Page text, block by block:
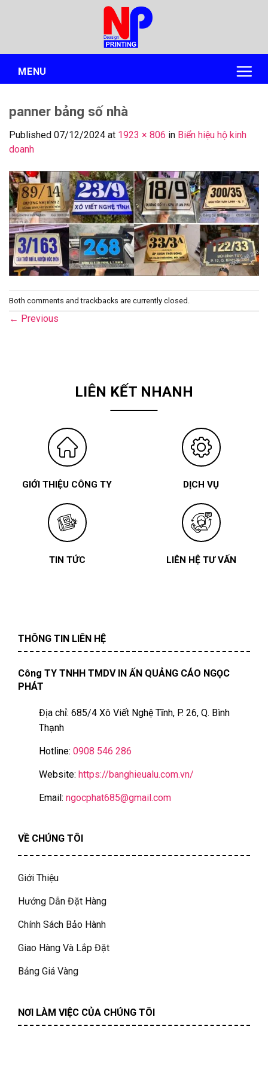
MENU
panner bảng số nhà
Published 07/12/2024 at 1923 × 806 in Biển hiệu hộ kinh
doanh
Both comments and trackbacks are currently closed.
← Previous
LIÊN KẾT NHANH
GIỚI THIỆU CÔNG TY DỊCH VỤ
TIN TỨC LIÊN HỆ TƯ VẤN
THÔNG TIN LIÊN HỆ
Công TY TNHH TMDV IN ẤN QUẢNG CÁO NGỌC
PHÁT
Địa chỉ: 685/4 Xô Viết Nghệ Tĩnh, P. 26, Q. Bình
Thạnh
Hotline: 0908 546 286
Website: https://banghieualu.com.vn/
Email: ngocphat685@gmail.com
VỀ CHÚNG TÔI
Giới Thiệu
Hướng Dẫn Đặt Hàng
Chính Sách Bảo Hành
Giao Hàng Và Lắp Đặt
Bảng Giá Vàng
NƠI LÀM VIỆC CỦA CHÚNG TÔI